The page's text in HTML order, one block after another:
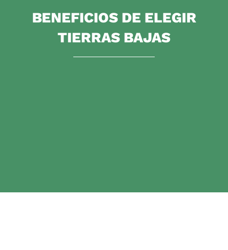
BENEFICIOS DE ELEGIR
TIERRAS BAJAS